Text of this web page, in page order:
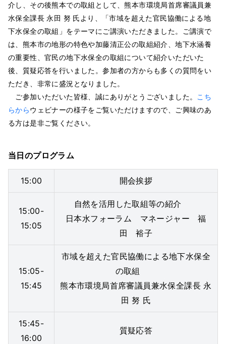
介し、その後熊本での取組として、熊本市環境局首席審議員兼
水保全課長 永田 努 氏より、「市域を超えた官民協働による地
下水保全の取組」をテーマにご講演いただきました。ご講演で
は、熊本市の地形の特色や加藤清正公の取組紹介、地下水涵養
の重要性、官民の地下水保全の取組について紹介いただいた
後、質疑応答を行いました。参加者の方からも多くの質問をい
ただき、非常に盛況となりました。
ご参加いただいた皆様、誠にありがとうございました。 こち
らからウェビナーの様子をご覧いただけますので、ご興味のあ
る方は是非ご覧ください。
当日のプログラム
15:00 開会挨拶
15:00-
15:05
自然を活用した取組等の紹介
日本水フォーラム マネージャー 福
田 裕子
15:05-
15:45
市域を超えた官民協働による地下水保全
の取組
熊本市環境局首席審議員兼水保全課長 永
田 努 氏
15:45-
16:00
質疑応答